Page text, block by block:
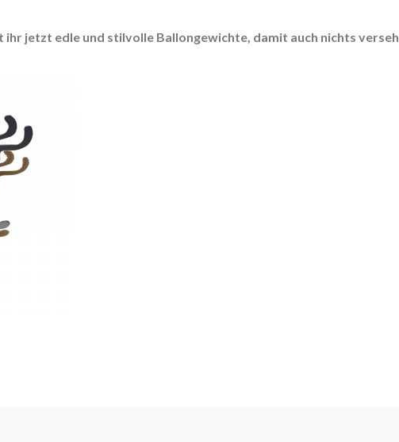
ihr jetzt edle und stilvolle Ballongewichte, damit auch nichts